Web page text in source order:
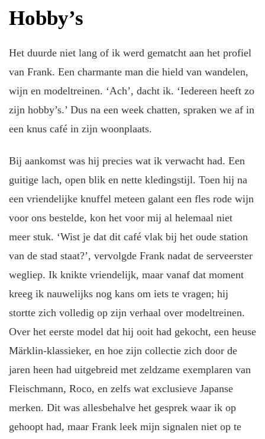
Hobby’s
Het duurde niet lang of ik werd gematcht aan het profiel
van Frank. Een charmante man die hield van wandelen,
wijn en modeltreinen. ‘Ach’, dacht ik. ‘Iedereen heeft zo
zijn hobby’s.’ Dus na een week chatten, spraken we af in
een knus café in zijn woonplaats.
Bij aankomst was hij precies wat ik verwacht had. Een
guitige lach, open blik en nette kledingstijl. Toen hij na
een vriendelijke knuffel meteen galant een fles rode wijn
voor ons bestelde, kon het voor mij al helemaal niet
meer stuk. ‘Wist je dat dit café vlak bij het oude station
van de stad staat?’, vervolgde Frank nadat de serveerster
wegliep. Ik knikte vriendelijk, maar vanaf dat moment
kreeg ik nauwelijks nog kans om iets te vragen; hij
stortte zich volledig op zijn verhaal over modeltreinen.
Over het eerste model dat hij ooit had gekocht, een heuse
Märklin-klassieker, en hoe zijn collectie zich door de
jaren heen had uitgebreid met zeldzame exemplaren van
Fleischmann, Roco, en zelfs wat exclusieve Japanse
merken. Dit was allesbehalve het gesprek waar ik op
gehoopt had, maar Frank leek mijn signalen niet op te